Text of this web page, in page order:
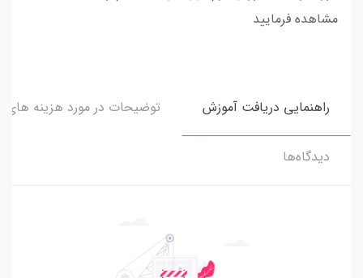
مشاهده فرمایید
راهنمایی دریافت آموزش توضیحات در مورد هزینه های
دیدگاه‌ها